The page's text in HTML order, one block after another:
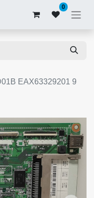
0
EAX63329201 9